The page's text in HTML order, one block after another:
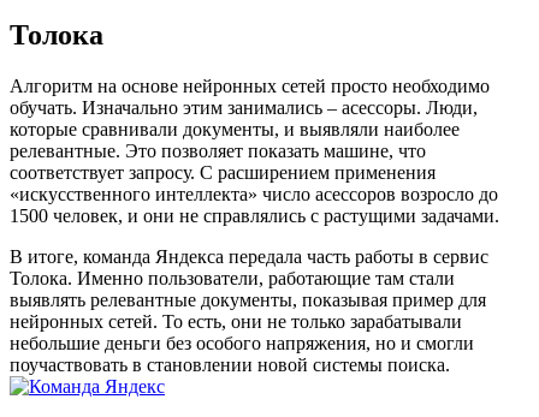
Толока
Алгоритм на основе нейронных сетей просто необходимо
обучать. Изначально этим занимались – асессоры. Люди,
которые сравнивали документы, и выявляли наиболее
релевантные. Это позволяет показать машине, что
соответствует запросу. С расширением применения
«искусственного интеллекта» число асессоров возросло до
1500 человек, и они не справлялись с растущими задачами.
В итоге, команда Яндекса передала часть работы в сервис
Толока. Именно пользователи, работающие там стали
выявлять релевантные документы, показывая пример для
нейронных сетей. То есть, они не только зарабатывали
небольшие деньги без особого напряжения, но и смогли
поучаствовать в становлении новой системы поиска.